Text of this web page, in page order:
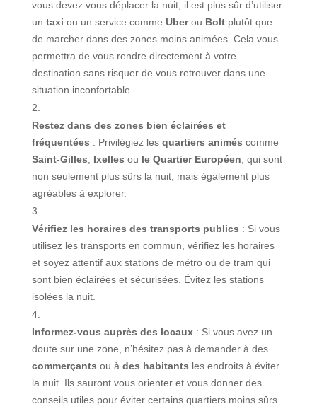
vous devez vous déplacer la nuit, il est plus sûr d’utiliser
un taxi ou un service comme Uberou Boltplutôt que
de marcher dans des zones moins animées. Cela vous
permettra de vous rendre directement à votre
destination sans risquer de vous retrouver dans une
situation inconfortable.
Restez dans des zones bien éclairées et
fréquentées : Privilégiez les quartiers animés comme
Saint-Gilles
Ixelles ou le Quartier Européen , qui sont
non seulement plus sûrs la nuit, mais également plus
agréables à explorer.
Vérifiez les horaires des transports publics : Si vous
utilisez les transports en commun, vérifiez les horaires
et soyez attentif aux stations de métro ou de tram qui
sont bien éclairées et sécurisées. Évitez les stations
isolées la nuit.
Informez-vous auprès des locaux: Si vous avez un
doute sur une zone, n’hésitez pas à demander à des
commerçants ou à des habitants les endroits à éviter
la nuit. Ils sauront vous orienter et vous donner des
conseils utiles pour éviter certains quartiers moins sûrs.